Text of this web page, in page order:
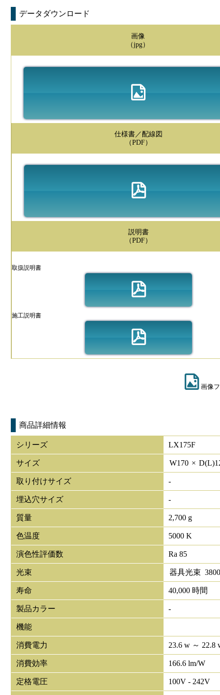
データダウンロード
画像
（jpg）
仕様書／配線図
（PDF）
説明書
（PDF）
取扱説明書
施工説明書
画像
商品詳細情報
シリーズ LX175F
サイズ W170 × D(L)
取り付けサイズ -
埋込穴サイズ -
質量 2,700 g
色温度 5000 K
演色性評価数 Ra 85
光束 器具光束
寿命 40,000 時間
製品カラー -
機能
消費電力 23.6 w ～ 22.8
消費効率 166.6 lm/W
定格電圧 100V - 242V